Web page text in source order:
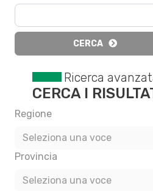
CERCA
Ricerca
CERCA I
Regione
Seleziona una voce
Provincia
Seleziona una voce